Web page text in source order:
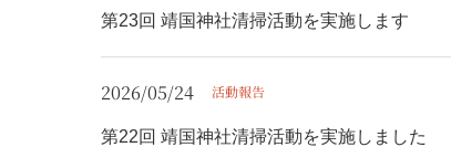
第23回 靖国神社清掃活動を実施します
2026/05/24 活動報告
第22回 靖国神社清掃活動を実施しました